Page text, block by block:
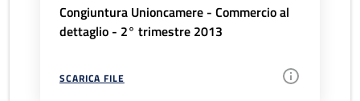
Congiuntura Unioncamere - Commercio al
dettaglio - 2° trimestre 2013
SCARICA FILE